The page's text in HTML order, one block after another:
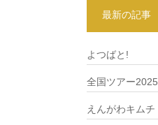
最新の記事
よつばと!
全国ツアー2025
えんがわキムチ